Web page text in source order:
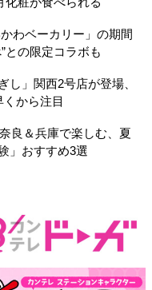
わベーカリー」の期間
との限定コラボも
し」関西2号店が登場、
から注目
良＆兵庫で楽しむ、夏
」おすすめ3選